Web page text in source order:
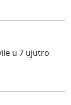
u 7 ujutro